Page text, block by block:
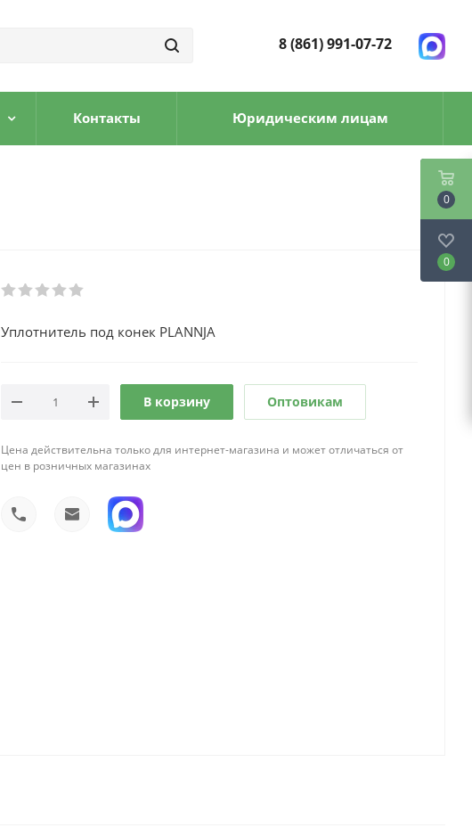
8 (861) 991-07-72
Контакты Юридическим лицам
Уплотнитель под конек PLANNJA
В корзину Оптовикам
Цена действительна только для интернет-магазина и может отличаться от
цен в розничных магазинах
0
0